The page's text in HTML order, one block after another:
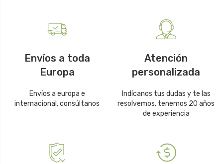
Envíos a toda
Europa
Envíos a europa e
internacional, consúltanos
Atención
personalizada
Indícanos tus dudas y te las
resolvemos, tenemos 20 años
de experiencia